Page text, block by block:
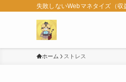
失敗しないWebマネタイズ（
ホーム ストレス